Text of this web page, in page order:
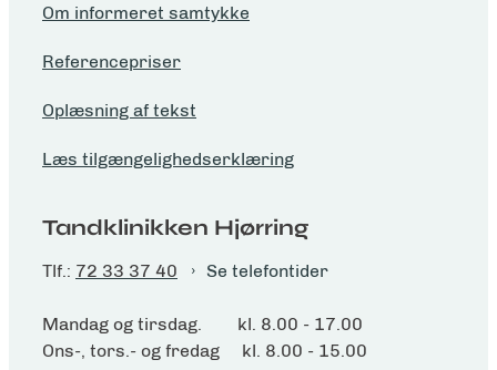
Om informeret samtykke
Referencepriser
Oplæsning af tekst
Læs tilgængelighedserklæring
Tandklinikken Hjørring
Tlf.: 72 33 37 40 Se telefontider
Mandag og tirsdag. kl. 8.00 - 17.00
Ons-, tors.- og fredag kl. 8.00 - 15.00